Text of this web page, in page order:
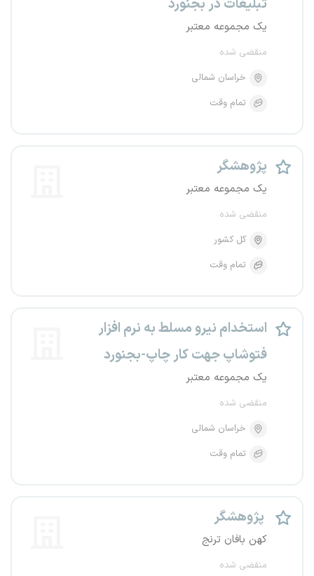
تبلیغات در بجنورد
یک مجموعه معتبر
منقضی شده
خراسان شمالی
تمام وقت
پژوهشگر
یک مجموعه معتبر
منقضی شده
کل کشور
تمام وقت
استخدام نیرو مسلط به نرم افزار
فتوشاپ جهت کار چاپ-بجنورد
یک مجموعه معتبر
منقضی شده
خراسان شمالی
تمام وقت
پژوهشگر
کهن بافان ترنج
منقضی شده